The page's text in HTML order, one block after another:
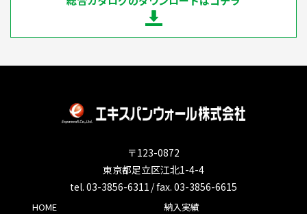
〒123-0872
東京都足立区江北1-4-4
tel. 03-3856-6311 / fax. 03-3856-6615
HOME
納入実績